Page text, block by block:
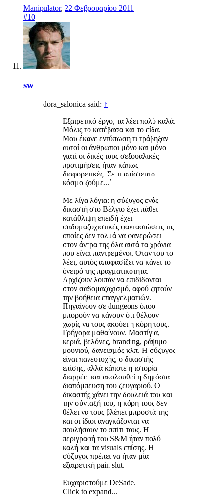
Manipulator, 22 Φεβρουαρίου 2011
#10
sw
dora_salonica said: ↑
Eξαιρετικό έργο, τα λέει πολύ καλά.
Μόλις το κατέβασα και το είδα.
Μου έκανε εντύπωση τι τράβηξαν
αυτοί οι άνθρωποι μόνο και μόνο
γιατί οι δικές τους σεξουαλικές
προτιμήσεις ήταν κάπως
διαφορετικές. Σε τι απίστευτο
κόσμο ζούμε...΄
Με λίγα λόγια: η σύζυγος ενός
δικαστή στο Βέλγιο έχει πάθει
κατάθλιψη επειδή έχει
σαδομαζοχιστικές φαντασιώσεις τις
οποίες δεν τολμά να φανερώσει
στον άντρα της όλα αυτά τα χρόνια
που είναι παντρεμένοι. Όταν του το
λέει, αυτός αποφασίζει να κάνει το
όνειρό της πραγματικότητα.
Αρχίζουν λοιπόν να επιδίδονται
στον σαδομαζοχισμό, αφού ζητούν
την βοήθεια επαγγελματιών.
Πηγαίνουν σε dungeons όπου
μπορούν να κάνουν ότι θέλουν
χωρίς να τους ακούει η κόρη τους.
Γρήγορα μαθαίνουν. Μαστίγια,
κεριά, βελόνες, branding, ράψιμο
μουνιού, δανεισμός κλπ. Η σύζυγος
είναι πανευτυχής, ο δικαστής
επίσης, αλλά κάποτε η ιστορία
διαρρέει και ακολουθεί η δημόσια
διαπόμπευση του ζευγαριού. Ο
δικαστής χάνει την δουλειά του και
την σύνταξή του, η κόρη τους δεν
θέλει να τους βλέπει μπροστά της
και οι ίδιοι αναγκάζονται να
πουλήσουν το σπίτι τους. Η
περιγραφή του S&Μ ήταν πολύ
καλή και τα visuals επίσης. Η
σύζυγος πρέπει να ήταν μία
εξαιρετική pain slut.
Ευχαριστούμε DeSade.
Click to expand...